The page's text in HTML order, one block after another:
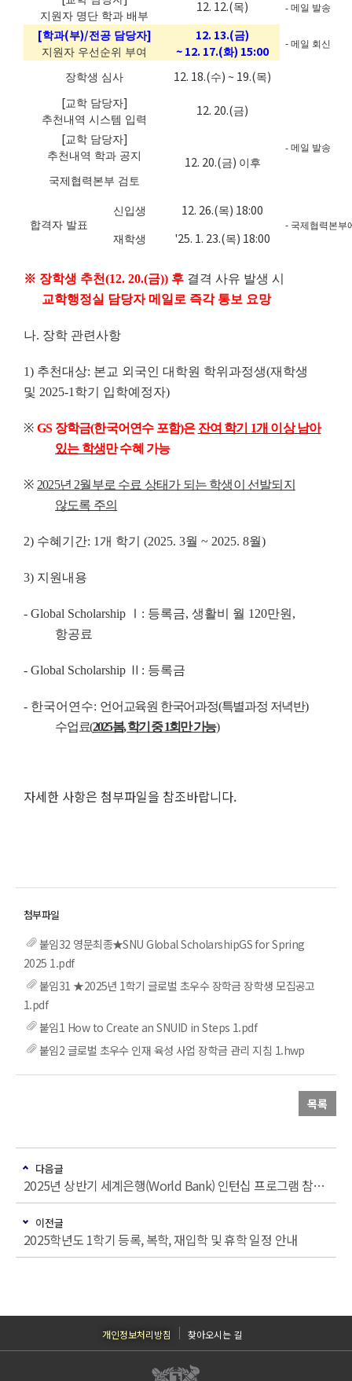
지원자 명단 학과 배부
12. 12.(목) - 메일 발송
[학과(부)/전공 담당자]
지원자 우선순위 부여
12. 13.(금)
~ 12. 17.(화) 15:00 - 메일 회신
장학생 심사 12. 18.(수) ~ 19.(목)
[교학 담당자]
추천내역 시스템 입력
12. 20.(금)
[교학 담당자]
추천내역 학과 공지 12. 20.(금) 이후
- 메일 발송
국제협력본부 검토
합격자 발표
신입생 12. 26.(목) 18:00
- 국제협력본부
재학생 '25. 1. 23.(목) 18:00
※ 장학생 추천(12. 20.(금)) 후 결격 사유 발생 시
교학행정실 담당자 메일로 즉각 통보 요망
나. 장학 관련사항
1) 추천대상: 본교 외국인 대학원 학위과정생(재학생
및 2025-1 학기 입학예정자)
※ GS 장학금(한국어연수 포함)은 잔여 학기 1개 이상 남아
있는 학생만 수혜 가능
※ 2025년 2월부로 수료 상태가 되는 학생이 선발되지
않도록 주의
2) 수혜기간: 1 개 학기 (2025. 3월 ~ 2025. 8월)
3) 지원내용
- Global Scholarship Ⅰ : 등록금, 생활비 월 120만원 ,
항공료
- Global Scholarship Ⅱ : 등록금
- 한국어연수: 언어교육원 한국어과정(특별과정 저녁반)
수업료(2025봄,학기 중1회만 가능)
자세한 사항은 첨부파일을 참조바랍니다.
붙임32 영문최종★SNU Global ScholarshipGS for Spring
2025 1.pdf
붙임31 ★2025년 1학기 글로벌 초우수 장학금 장학생 모집공고
1.pdf
붙임1 How to Create an SNUID in Steps 1.pdf
붙임2 글로벌 초우수 인재 육성 사업 장학금 관리 지침 1.hwp
목록
다음글
2025년 상반기 세계은행(World Bank) 인턴십 프로그램 참가자 모집 안내
이전글
2025학년도 1학기 등록, 복학, 재입학 및 휴학 일정 안내
개인정보처리방침 찾아오시는 길